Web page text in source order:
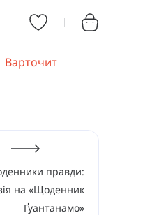
Варточит
правди:
на «Щоденник
Ґуантанамо»